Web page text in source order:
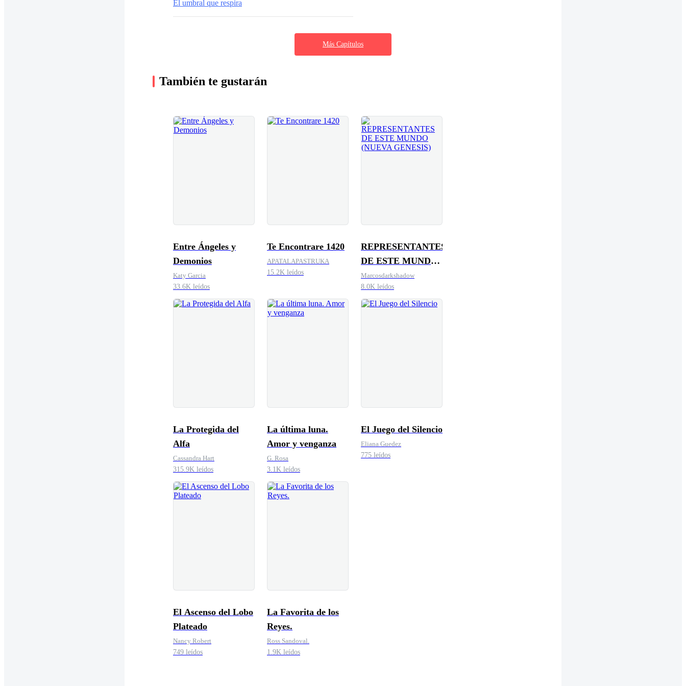
El umbral que respira
Más Capítulos
También te gustarán
Entre Ángeles y
Demonios
Katy Garcia
33.6K leídos
Te Encontrare 1420
APATALAPASTRUKA
15.2K leídos
REPRESENTANTES
DE ESTE MUNDO
(NUEVA GENESIS)
Marcosdarkshadow
8.0K leídos
La Protegida del
Alfa
Cassandra Hart
315.9K leídos
La última luna.
Amor y venganza
G. Rosa
3.1K leídos
El Juego del Silencio
Eliana Guedez
775 leídos
El Ascenso del Lobo
Plateado
Nancy Robert
749 leídos
La Favorita de los
Reyes.
Ross Sandoval.
1.9K leídos